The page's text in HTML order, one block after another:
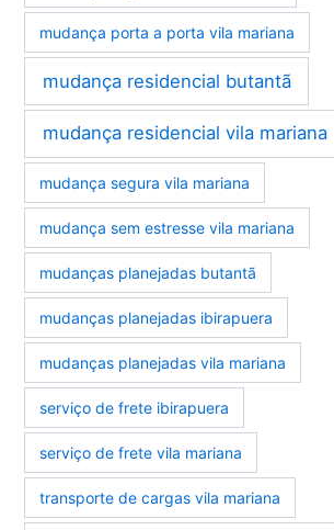
mudança porta a porta vila mariana
mudança residencial butantã
mudança residencial vila mariana
mudança segura vila mariana
mudança sem estresse vila mariana
mudanças planejadas butantã
mudanças planejadas ibirapuera
mudanças planejadas vila mariana
serviço de frete ibirapuera
serviço de frete vila mariana
transporte de cargas vila mariana